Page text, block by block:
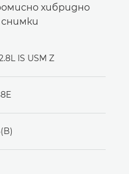
хибридно
IS USM Z